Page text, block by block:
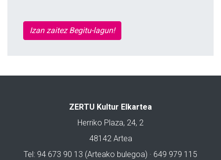
Izan zaitez Begitu-lagun!
ZERTU Kultur Elkartea
Herriko Plaza, 24, 2
48142 Artea
Tel: 94 673 90 13 (Arteako bulegoa) · 649 979 115